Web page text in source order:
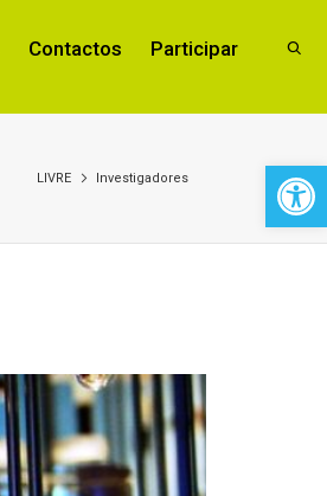
Contactos Participar
LIVRE Investigadores